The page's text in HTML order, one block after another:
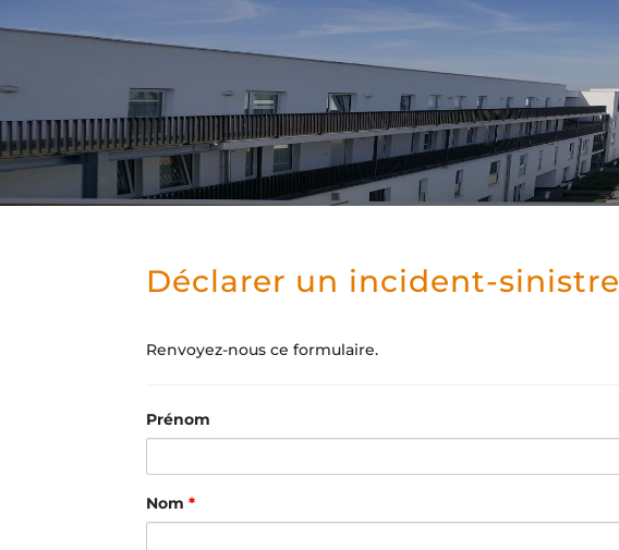
Déclarer un incident-sinistre
Renvoyez-nous ce formulaire.
Prénom
Nom*